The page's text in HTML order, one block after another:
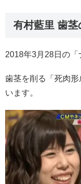
有村藍里 歯茎
2018年3月28日の「
歯茎を削る「死肉
います。